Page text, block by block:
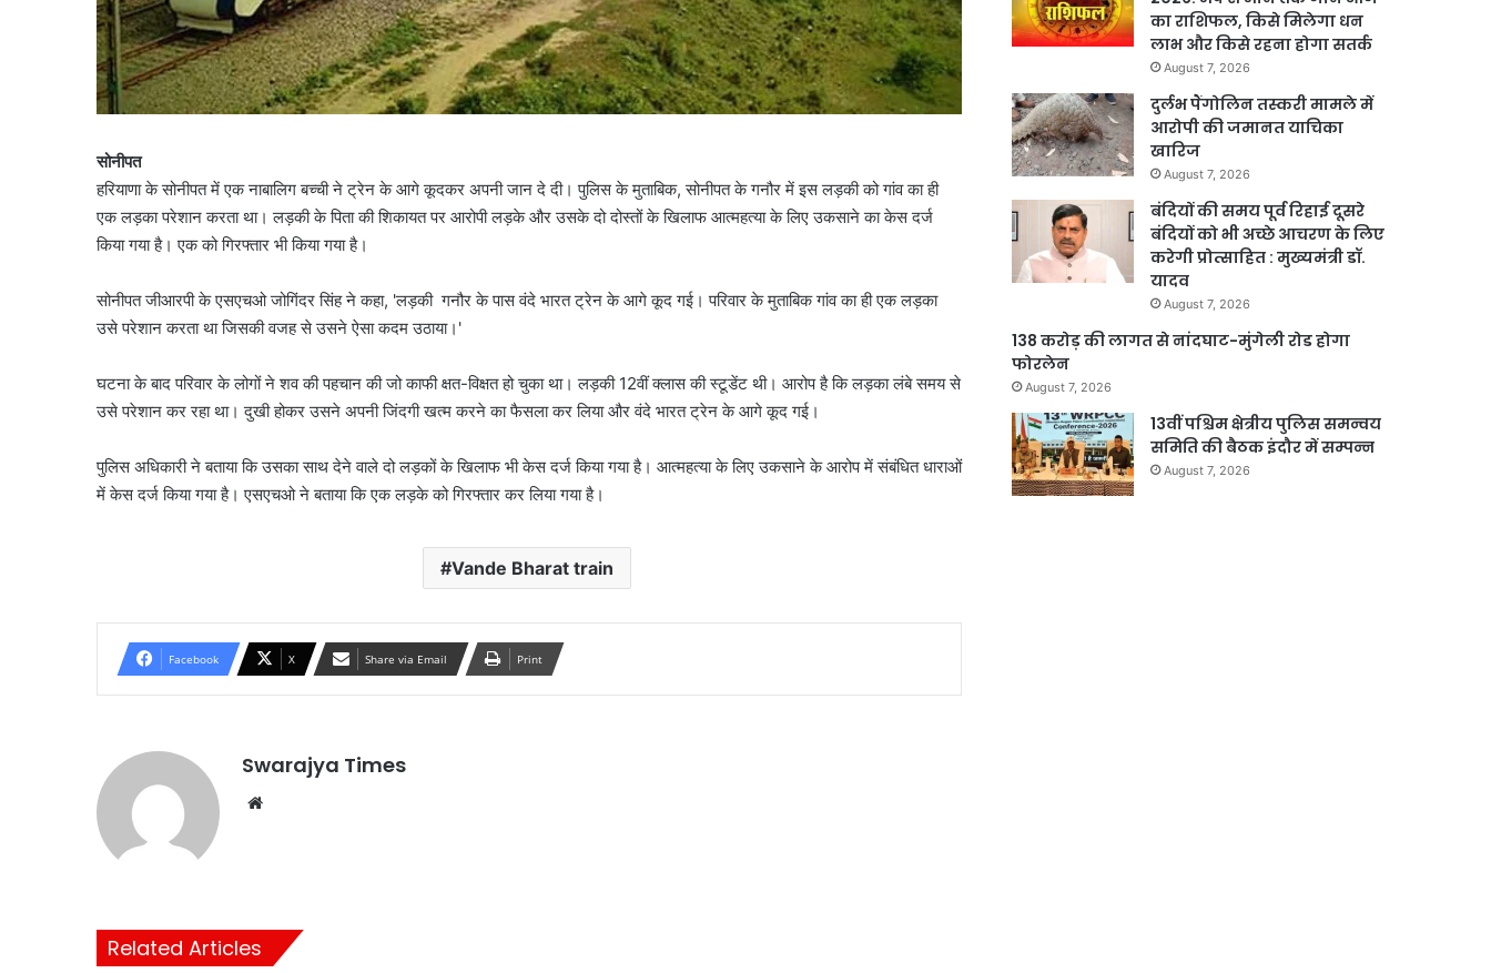
सोनीपत
हरियाणा के सोनीपत में एक नाबालिग बच्ची ने ट्रेन के आगे कूदकर अपनी जान दे दी। पुलिस के मुताबिक, सोनीपत के गनौर में इस लड़की को गांव का ही
एक लड़का परेशान करता था। लड़की के पिता की शिकायत पर आरोपी लड़के और उसके दो दोस्तों के खिलाफ आत्महत्या के लिए उकसाने का केस दर्ज
किया गया है। एक को गिरफ्तार भी किया गया है।
सोनीपत जीआरपी के एसएचओ जोगिंदर सिंह ने कहा, 'लड़की गनौर के पास वंदे भारत ट्रेन के आगे कूद गई। परिवार के मुताबिक गांव का ही एक लड़का
उसे परेशान करता था जिसकी वजह से उसने ऐसा कदम उठाया।'
घटना के बाद परिवार के लोगों ने शव की पहचान की जो काफी क्षत-विक्षत हो चुका था। लड़की 12वीं क्लास की स्टूडेंट थी। आरोप है कि लड़का लंबे समय से
उसे परेशान कर रहा था। दुखी होकर उसने अपनी जिंदगी खत्म करने का फैसला कर लिया और वंदे भारत ट्रेन के आगे कूद गई।
पुलिस अधिकारी ने बताया कि उसका साथ देने वाले दो लड़कों के खिलाफ भी केस दर्ज किया गया है। आत्महत्या के लिए उकसाने के आरोप में संबंधित धाराओं
में केस दर्ज किया गया है। एसएचओ ने बताया कि एक लड़के को गिरफ्तार कर लिया गया है।
Vande Bharat train
Facebook X Share via Email Print
Swarajya Times
Related Articles
का राशिफल, किसे मिलेगा धन
लाभ और किसे रहना होगा सतर्क
August 7, 2026
दुर्लभ पैंगोलिन तस्करी मामले में
आरोपी की जमानत याचिका
खारिज
August 7, 2026
बंदियों की समय पूर्व रिहाई दूसरे
बंदियों को भी अच्छे आचरण के लिए
करेगी प्रोत्साहित : मुख्यमंत्री डॉ.
यादव
August 7, 2026
138 करोड़ की लागत से नांदघाट-मुंगेली रोड होगा
फोरलेन
August 7, 2026
13वीं पश्चिम क्षेत्रीय पुलिस समन्वय
समिति की बैठक इंदौर में सम्पन्न
August 7, 2026